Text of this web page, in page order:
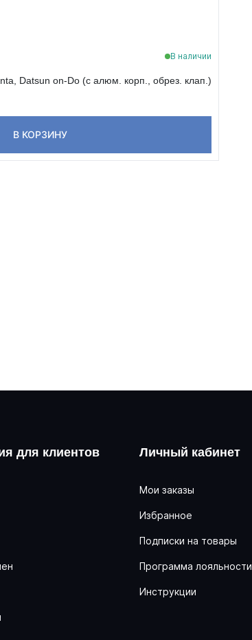
В наличии
Datsun on-Do (с алюм. корп., обрез. клап.)
В КОРЗИНУ
для клиентов Личный кабинет
Мои заказы
Избранное
Подписки на товары
Программа лояльности
Инструкции